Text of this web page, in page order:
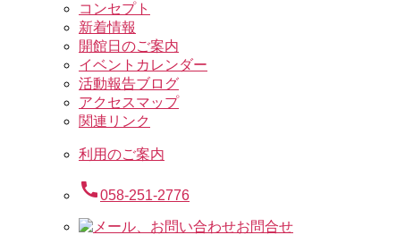
コンセプト
新着情報
開館日のご案内
イベントカレンダー
活動報告ブログ
アクセスマップ
関連リンク
利用のご案内
call058-251-2776
お問合せ